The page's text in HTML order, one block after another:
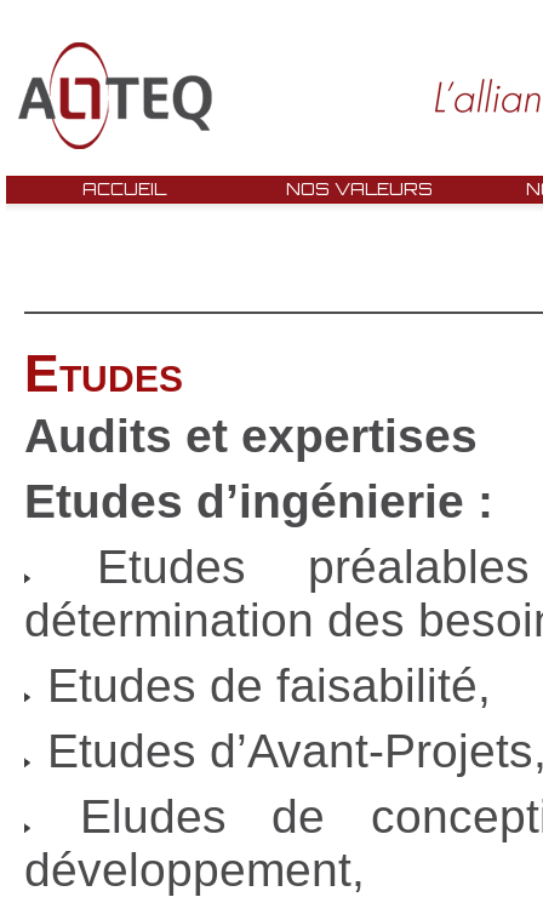
ACCUEIL NOS VALEURS
Etudes
Audits et expertises
Etudes d’ingénierie :
Etudes
détermination des
Etudes de faisabilité,
Etudes d’Avant-
Eludes de
développement,